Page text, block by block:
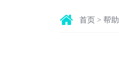
首页 > 帮